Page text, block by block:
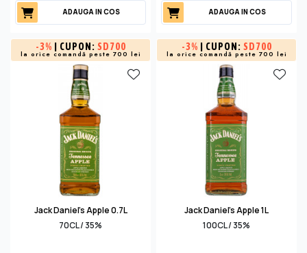
ADAUGA IN COS ADAUGA IN COS
-3% | CUPON: SD700
la orice comandă peste 700 lei
Jack Daniel's Apple 0.7L
70CL / 35%
-3% | CUPON: SD700
la orice comandă peste 700 lei
Jack Daniel's Apple 1L
100CL / 35%